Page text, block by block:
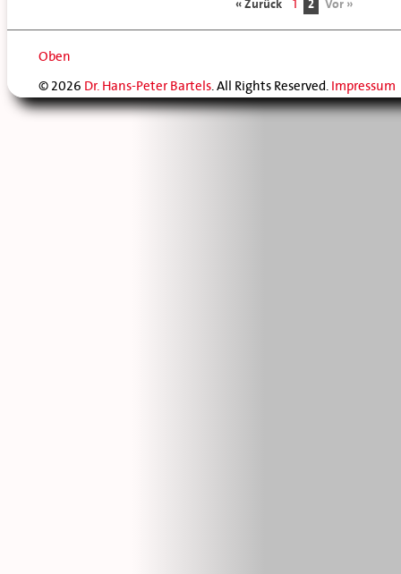
« Zurück 1 2 Vor »
Oben
© 2026 Dr. Hans-Peter Bartels. All Rights Reserved. Impressum